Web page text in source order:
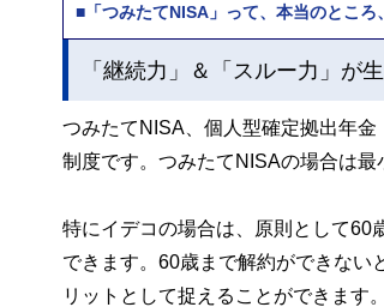
■「つみたてNISA」って、本当のとこ
「継続力」＆「スルー力」が
つみたてNISA、個人型確定拠出年
制度です。つみたてNISAの場合は最
特にイデコの場合は、原則として60
できます。60歳まで解約ができない
リットとして捉えることができます。